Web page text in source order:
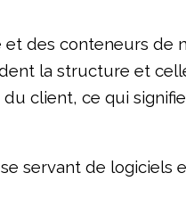
des conteneurs de
la structure et
client, ce qui
servant de logiciels